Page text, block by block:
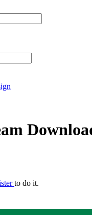
to do it.